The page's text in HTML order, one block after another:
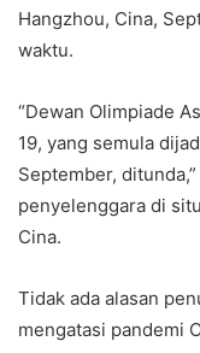
Hangzhou, Cina,
waktu.
“Dewan Olimpiade
19, yang semula
September,
penyelenggara di
Cina.
Tidak ada alasan
mengatasi pandemi